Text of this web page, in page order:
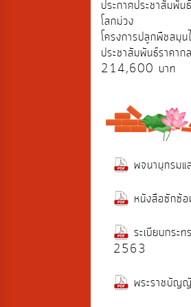
ประกาศประชาสัมพั
โสกม่วง
โครงการปลูกพืชส
ประชาสัมพันธ์ราค
214,600 บาท
พจนานุกรมแ
หนังสือซักซ้
ระเบียบกระ
2563
พระราชบัญ